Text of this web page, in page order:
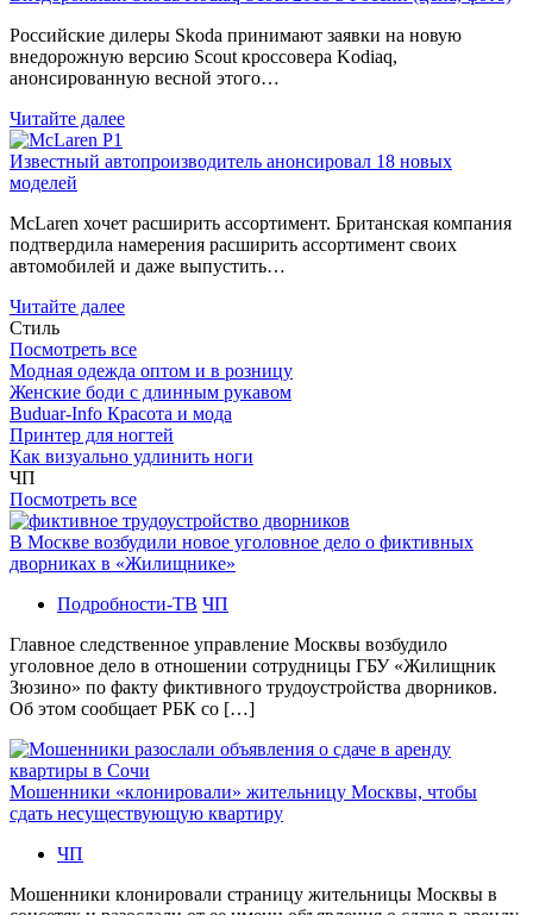
Российские дилеры Skoda принимают заявки на новую
внедорожную версию Scout кроссовера Kodiaq,
анонсированную весной этого…
Читайте далее
Известный автопроизводитель анонсировал 18 новых
моделей
McLaren хочет расширить ассортимент. Британская компания
подтвердила намерения расширить ассортимент своих
автомобилей и даже выпустить…
Читайте далее
Стиль
Посмотреть все
Модная одежда оптом и в розницу
Женские боди с длинным рукавом
Buduar-Info Красота и мода
Принтер для ногтей
Как визуально удлинить ноги
ЧП
Посмотреть все
В Москве возбудили новое уголовное дело о фиктивных
дворниках в «Жилищнике»
Подробности-ТВ ЧП
Главное следственное управление Москвы возбудило
уголовное дело в отношении сотрудницы ГБУ «Жилищник
Зюзино» по факту фиктивного трудоустройства дворников.
Об этом сообщает РБК со […]
Мошенники «клонировали» жительницу Москвы, чтобы
сдать несуществующую квартиру
ЧП
Мошенники клонировали страницу жительницы Москвы в